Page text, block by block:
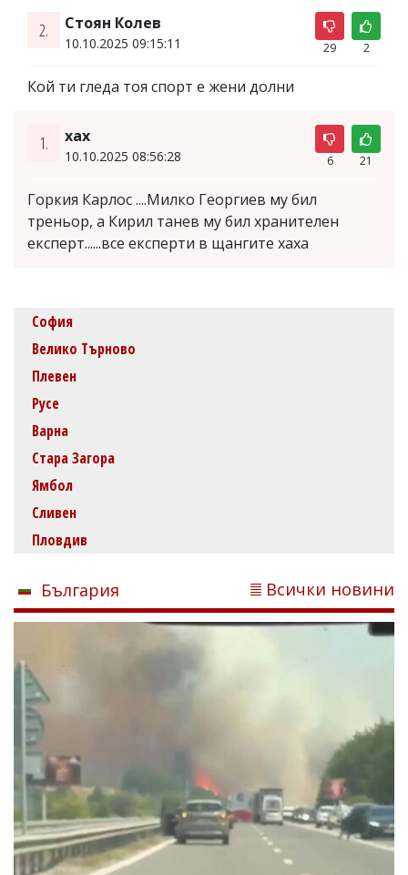
2. Стоян Колев
10.10.2025 09:15:11 29 2
Кой ти гледа тоя спорт е жени долни
1. хах
10.10.2025 08:56:28 6 21
Горкия Карлос ....Милко Георгиев му бил
треньор, а Кирил танев му бил хранителен
експерт......все експерти в щангите хаха
София
Велико Търново
Плевен
Русе
Варна
Стара Загора
Ямбол
Сливен
Пловдив
България Всички новини